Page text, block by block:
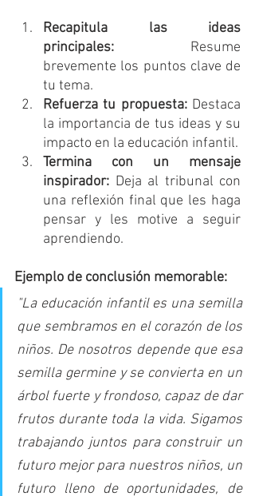
Recapitula las ideas
principales: Resume
brevemente los puntos clave de
tu tema.
Refuerza tu propuesta: Destaca
la importancia de tus ideas y su
impacto en la educación infantil.
Termina con un mensaje
inspirador: Deja al tribunal con
una reflexión final que les haga
pensar y les motive a seguir
aprendiendo.
Ejemplo de conclusión memorable:
"La educación infantil es una semilla
que sembramos en el corazón de los
niños. De nosotros depende que esa
semilla germine y se convierta en un
árbol fuerte y frondoso, capaz de dar
frutos durante toda la vida. Sigamos
trabajando juntos para construir un
futuro mejor para nuestros niños, un
futuro lleno de oportunidades, de